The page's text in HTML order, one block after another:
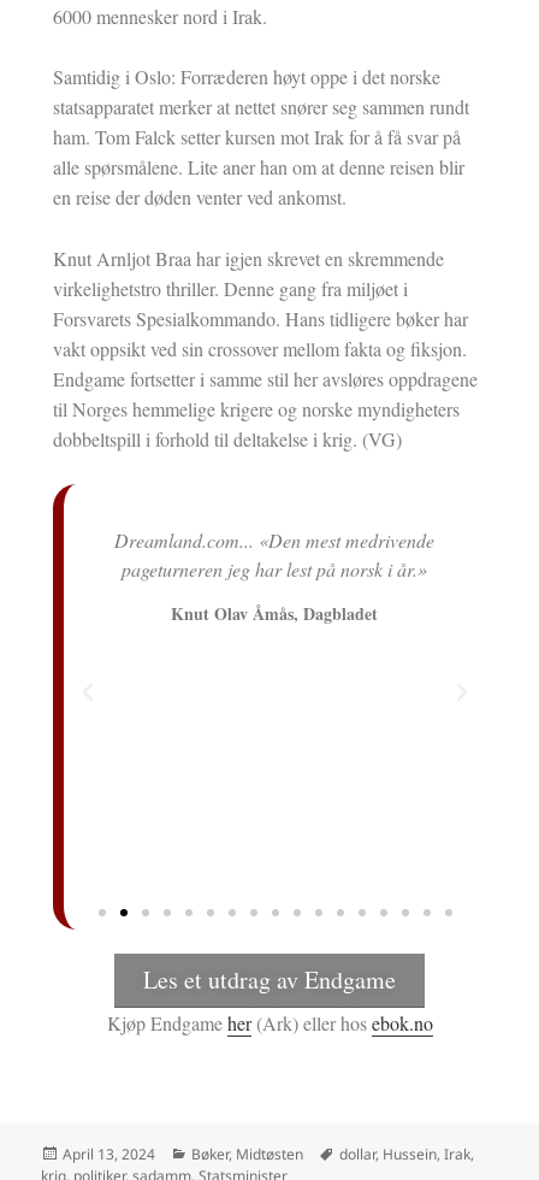
6000 mennesker nord i Irak.
Samtidig i Oslo: Forræderen høyt oppe i det norske
statsapparatet merker at nettet snører seg sammen rundt
ham. Tom Falck setter kursen mot Irak for å få svar på
alle spørsmålene. Lite aner han om at denne reisen blir
en reise der døden venter ved ankomst.
Knut Arnljot Braa har igjen skrevet en skremmende
virkelighetstro thriller. Denne gang fra miljøet i
Forsvarets Spesialkommando. Hans tidligere bøker har
vakt oppsikt ved sin crossover mellom fakta og fiksjon.
Endgame fortsetter i samme stil her avsløres oppdragene
til Norges hemmelige krigere og norske myndigheters
dobbeltspill i forhold til deltakelse i krig. (VG)
Dreamland.com... «Den mest medrivende
pageturneren jeg har lest på norsk i år.»
Knut Olav Åmås, Dagbladet
Les et utdrag av Endgame
Kjøp Endgameher(Ark) eller hosebok.no
April 13, 2024 Bøker, Midtøsten dollar, Hussein,Irak,
krig, politiker,sadamm,Statsminister